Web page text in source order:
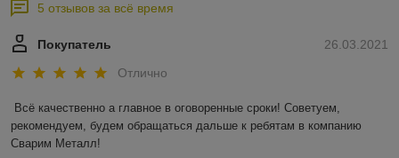
5 отзывов за всё время
26.03.2021
Покупатель
Отлично
Всё качественно а главное в оговоренные сроки! Советуем,
рекомендуем, будем обращаться дальше к ребятам в компанию
Сварим Металл!